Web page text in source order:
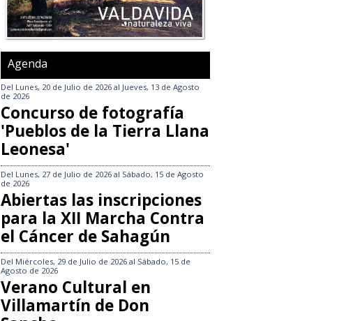
Agenda
Del Lunes, 20 de Julio de 2026 al Jueves, 13 de Agosto
de 2026
Concurso de fotografía
'Pueblos de la Tierra Llana
Leonesa'
Del Lunes, 27 de Julio de 2026 al Sábado, 15 de Agosto
de 2026
Abiertas las inscripciones
para la XII Marcha Contra
el Cáncer de Sahagún
Del Miércoles, 29 de Julio de 2026 al Sábado, 15 de
Agosto de 2026
Verano Cultural en
Villamartín de Don